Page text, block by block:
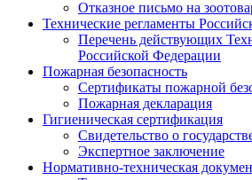
Отказное письмо на
Технические регламенты
Перечень действующих
Российской Федерации
Пожарная безопасность
Сертификаты пожарной
Пожарная декларация
Гигиеническая сертификация
Свидетельство о
Экспертное заключение
Нормативно-техническая